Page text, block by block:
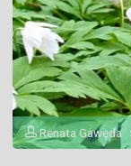
Renata Gawęda